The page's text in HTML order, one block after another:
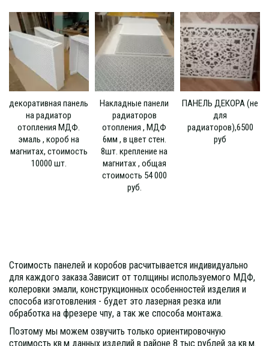
декоративная панель
на радиатор
отопления МДФ.
эмаль , короб на
магнитах, стоимость
10000 шт.
Накладные панели
радиаторов
отопления , МДФ
6мм , в цвет стен.
8шт. крепление на
магнитах , общая
стоимость 54 000
руб.
ПАНЕЛЬ ДЕКОРА (не
для
радиаторов),6500
руб
Стоимость панелей и коробов расчитывается индивидуально
для каждого заказа.Зависит от толщины используемого МДФ,
колеровки эмали, конструкционных особенностей изделия и
способа изготовления - будет это лазерная резка или
обработка на фрезере чпу, а так же способа монтажа.
Поэтому мы можем озвучить только ориентировочную
стоимость кв.м данных изделий в районе 8 тыс рублей за кв.м.